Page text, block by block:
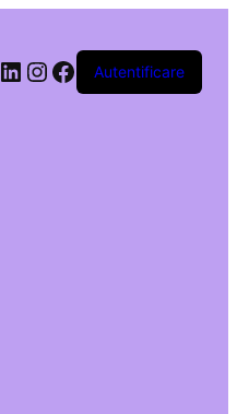
LinkedIn
Instagram
Facebook
Autentificare